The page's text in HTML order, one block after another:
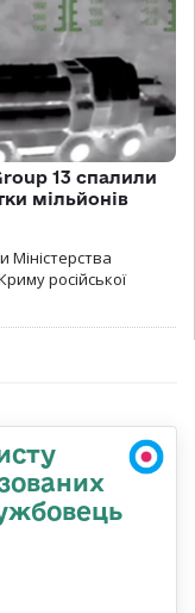
13 спалили
мільйонів
Міністерства
російської